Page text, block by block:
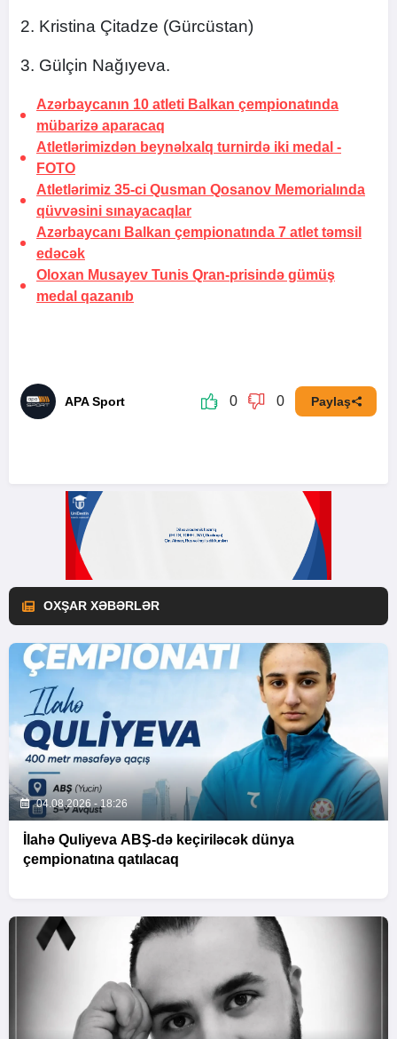
2. Kristina Çitadze (Gürcüstan)
3. Gülçin Nağıyeva.
Azərbaycanın 10 atleti Balkan çempionatında
mübarizə aparacaq
Atletlərimizdən beynəlxalq turnirdə iki medal -
FOTO
Atletlərimiz 35-ci Qusman Qosanov Memorialında
qüvvəsini sınayacaqlar
Azərbaycanı Balkan çempionatında 7 atlet təmsil
edəcək
Oloxan Musayev Tunis Qran-prisində gümüş
medal qazanıb
APA Sport 0 0 Paylaş
OXŞAR XƏBƏRLƏR
04.08.2026 - 18:26
İlahə Quliyeva ABŞ-də keçiriləcək dünya
çempionatına qatılacaq